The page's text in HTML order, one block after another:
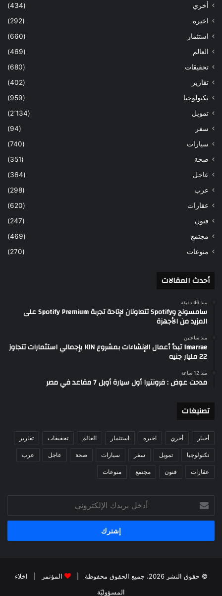
أخري
(434)
اخيره
(292)
استثمار
(660)
العالم
(469)
تحقيقات
(680)
تقارير
(402)
تكنولوجيا
(959)
تمويل
(2٬134)
سفر
(94)
سيارات
(740)
صحة
(351)
عاجل
(364)
عرب
(298)
عقارات
(620)
فنون
(247)
مجتمع
(469)
منوعات
(270)
أحدث المقالات
منذ 46 دقيقة
سامسونج وSpotify تتعاونان لإتاحة تجربة Spotify Premium على
المزيد من الأجهزة
منذ ساعتين
Imarrae تبدأ أعمال الإنشاءات بمشروع KIN بإجمالي استثمارات تتجاوز
22 مليار جنيه
منذ 12 ساعة
مدحت عوض : فرونتيرا أول سيارة أوبل 7 مقاعد في مصر
تصنيغات
أخبار أخري اخيره استثمار العالم تحقيقات تقارير
تكنولوجيا تمويل سفر سيارات صحة عاجل عرب
عقارات فنون مجتمع منوعات
بريدك
الإلكتروني
© حقوق النشر 2026، جميع الحقوق محفوظة | المؤتمر
اخلاء
المسؤوليّة